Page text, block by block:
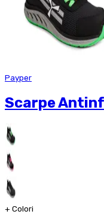
Payper
Scarpe
+ Colori